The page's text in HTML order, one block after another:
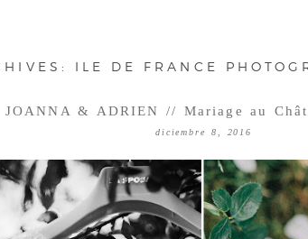
ILE DE FRANCE
JOANNA & ADRIEN // Mariage au
diciembre 8, 2016